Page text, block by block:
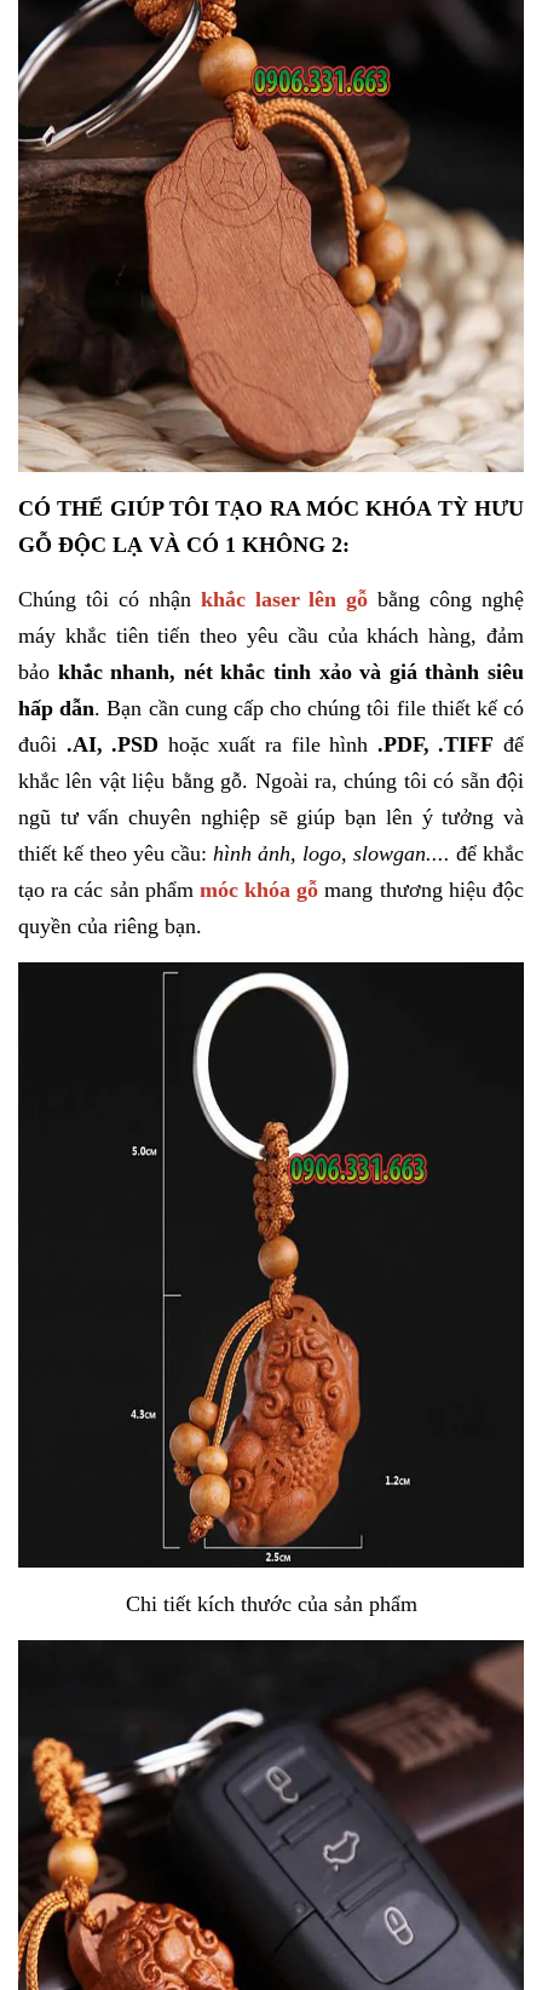
CÓ THỂ GIÚP TÔI TẠO RA MÓC KHÓA TỲ HƯU
GỖ ĐỘC LẠ VÀ CÓ 1 KHÔNG 2:
Chúng tôi có nhận khắc laser lên gỗ bằng công nghệ
máy khắc tiên tiến theo yêu cầu của khách hàng, đảm
bảo khắc nhanh, nét khắc tinh xảo và giá thành siêu
hấp dẫn. Bạn cần cung cấp cho chúng tôi file thiết kế có
đuôi .AI, .PSD hoặc xuất ra file hình .PDF, .TIFF để
khắc lên vật liệu bằng gỗ. Ngoài ra, chúng tôi có sẵn đội
ngũ tư vấn chuyên nghiệp sẽ giúp bạn lên ý tưởng và
thiết kế theo yêu cầu: hình ảnh, logo, slowgan.... để khắc
tạo ra các sản phẩm móc khóa gỗ mang thương hiệu độc
quyền của riêng bạn.
Chi tiết kích thước của sản phẩm